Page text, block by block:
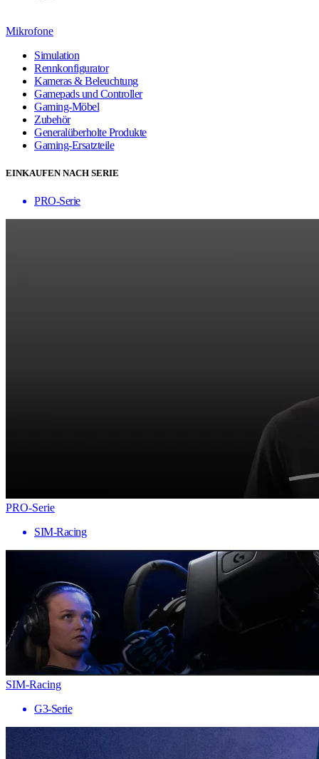
Mikrofone
Simulation
Rennkonfigurator
Kameras & Beleuchtung
Gamepads und Controller
Gaming-Möbel
Zubehör
Generalüberholte Produkte
Gaming-Ersatzteile
EINKAUFEN NACH SERIE
PRO-Serie
PRO-Serie
SIM-Racing
SIM-Racing
G3-Serie